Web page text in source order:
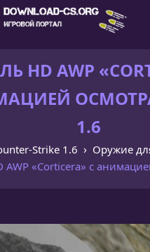
HD AWP
1.6
Strike 1.6
Оружие
AWP «Corticera» с